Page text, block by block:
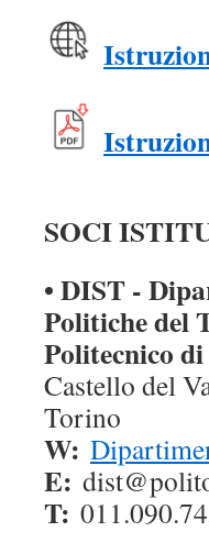
SOCI
•DIST -
Politiche del
Politecnico
Castello del
Torino
W:
E:
T: